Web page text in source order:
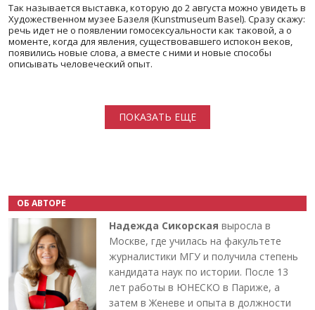
Так называется выставка, которую до 2 августа можно увидеть в
Художественном музее Базеля (Kunstmuseum Basel). Сразу скажу:
речь идет не о появлении гомосексуальности как таковой, а о
моменте, когда для явления, существовавшего испокон веков,
появились новые слова, а вместе с ними и новые способы
описывать человеческий опыт.
ПОКАЗАТЬ ЕЩЕ
ОБ АВТОРЕ
Надежда Сикорская выросла в
Москве, где училась на факультете
журналистики МГУ и получила степень
кандидата наук по истории. После 13
лет работы в ЮНЕСКО в Париже, а
затем в Женеве и опыта в должности